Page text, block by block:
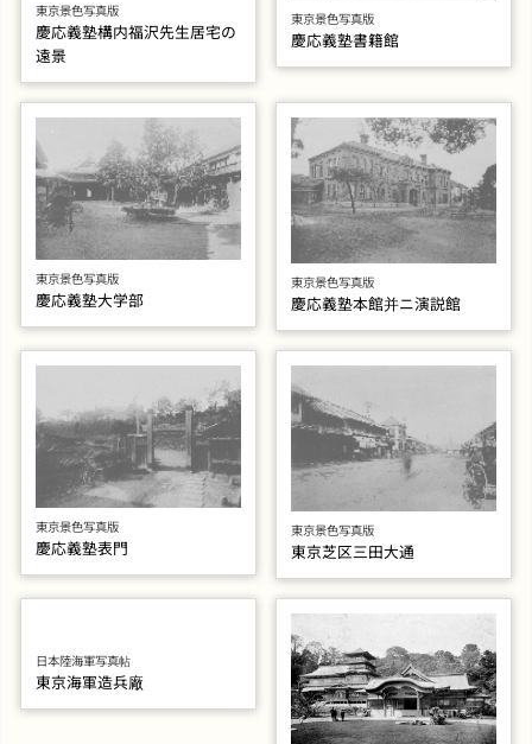
東京景色写真版
慶応義塾構内福沢先生居宅の
遠景
東京景色写真版
慶応義塾書籍館
東京景色写真版
慶応義塾大学部
東京景色写真版
慶応義塾本館并ニ演説館
東京景色写真版
慶応義塾表門
東京景色写真版
東京芝区三田大通
日本陸海軍写真帖
東京海軍造兵廠